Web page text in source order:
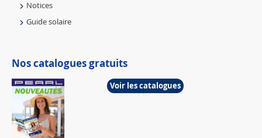
Notices
Guide solaire
Nos catalogues gratuits
Voir les catalogues